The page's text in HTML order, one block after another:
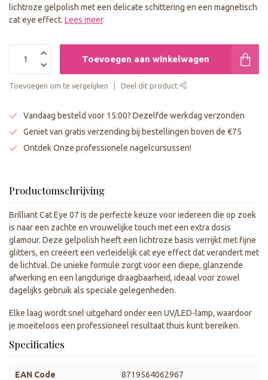
lichtroze gelpolish met een delicate schittering en een magnetisch
cat eye effect. Lees meer.
Toevoegen aan winkelwagen
Toevoegen om te vergelijken Deel dit product
Vandaag besteld voor 15:00? Dezelfde werkdag verzonden
Geniet van gratis verzending bij bestellingen boven de €75
Ontdek Onze professionele nagelcursussen!
Productomschrijving
Brilliant Cat Eye 07 is de perfecte keuze voor iedereen die op zoek
is naar een zachte en vrouwelijke touch met een extra dosis
glamour. Deze gelpolish heeft een lichtroze basis verrijkt met fijne
glitters, en creëert een verleidelijk cat eye effect dat verandert met
de lichtval. De unieke formule zorgt voor een diepe, glanzende
afwerking en een langdurige draagbaarheid, ideaal voor zowel
dagelijks gebruik als speciale gelegenheden.
Elke laag wordt snel uitgehard onder een UV/LED-lamp, waardoor
je moeiteloos een professioneel resultaat thuis kunt bereiken.
Specificaties
EAN Code 8719564062967